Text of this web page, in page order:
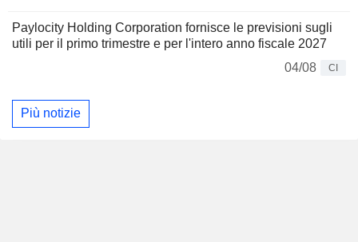
Paylocity Holding Corporation fornisce le previsioni sugli
utili per il primo trimestre e per l'intero anno fiscale 2027
04/08
CI
Più notizie